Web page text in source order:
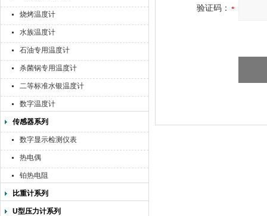
烧烤温度计
水族温度计
石油专用温度计
杀菌锅专用温度计
二等标准水银温度计
数字温度计
传感器系列
数字显示检测仪表
热电偶
铂热电阻
比重计系列
U型压力计系列
验证码：